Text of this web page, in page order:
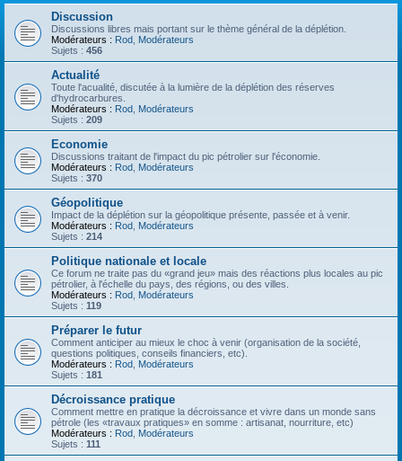
Discussion
Discussions libres mais portant sur le thème général de la déplétion.
Modérateurs : Rod Modérateurs
Sujets : 456
Actualité
Toute l'acualité, discutée à la lumière de la déplétion des réserves
d'hydrocarbures.
Modérateurs : Rod Modérateurs
Sujets : 209
Economie
Discussions traitant de l'impact du pic pétrolier sur l'économie.
Modérateurs : Rod Modérateurs
Sujets : 370
Géopolitique
Impact de la déplétion sur la géopolitique présente, passée et à venir.
Modérateurs : Rod Modérateurs
Sujets : 214
Politique nationale et locale
Ce forum ne traite pas du «grand jeu» mais des réactions plus locales au pic
pétrolier, à l'échelle du pays, des régions, ou des villes.
Modérateurs : Rod Modérateurs
Sujets : 119
Préparer le futur
Comment anticiper au mieux le choc à venir (organisation de la société,
questions politiques, conseils financiers, etc).
Modérateurs : Rod Modérateurs
Sujets : 181
Décroissance pratique
Comment mettre en pratique la décroissance et vivre dans un monde sans
pétrole (les «travaux pratiques» en somme : artisanat, nourriture, etc)
Modérateurs : Rod Modérateurs
Sujets : 111